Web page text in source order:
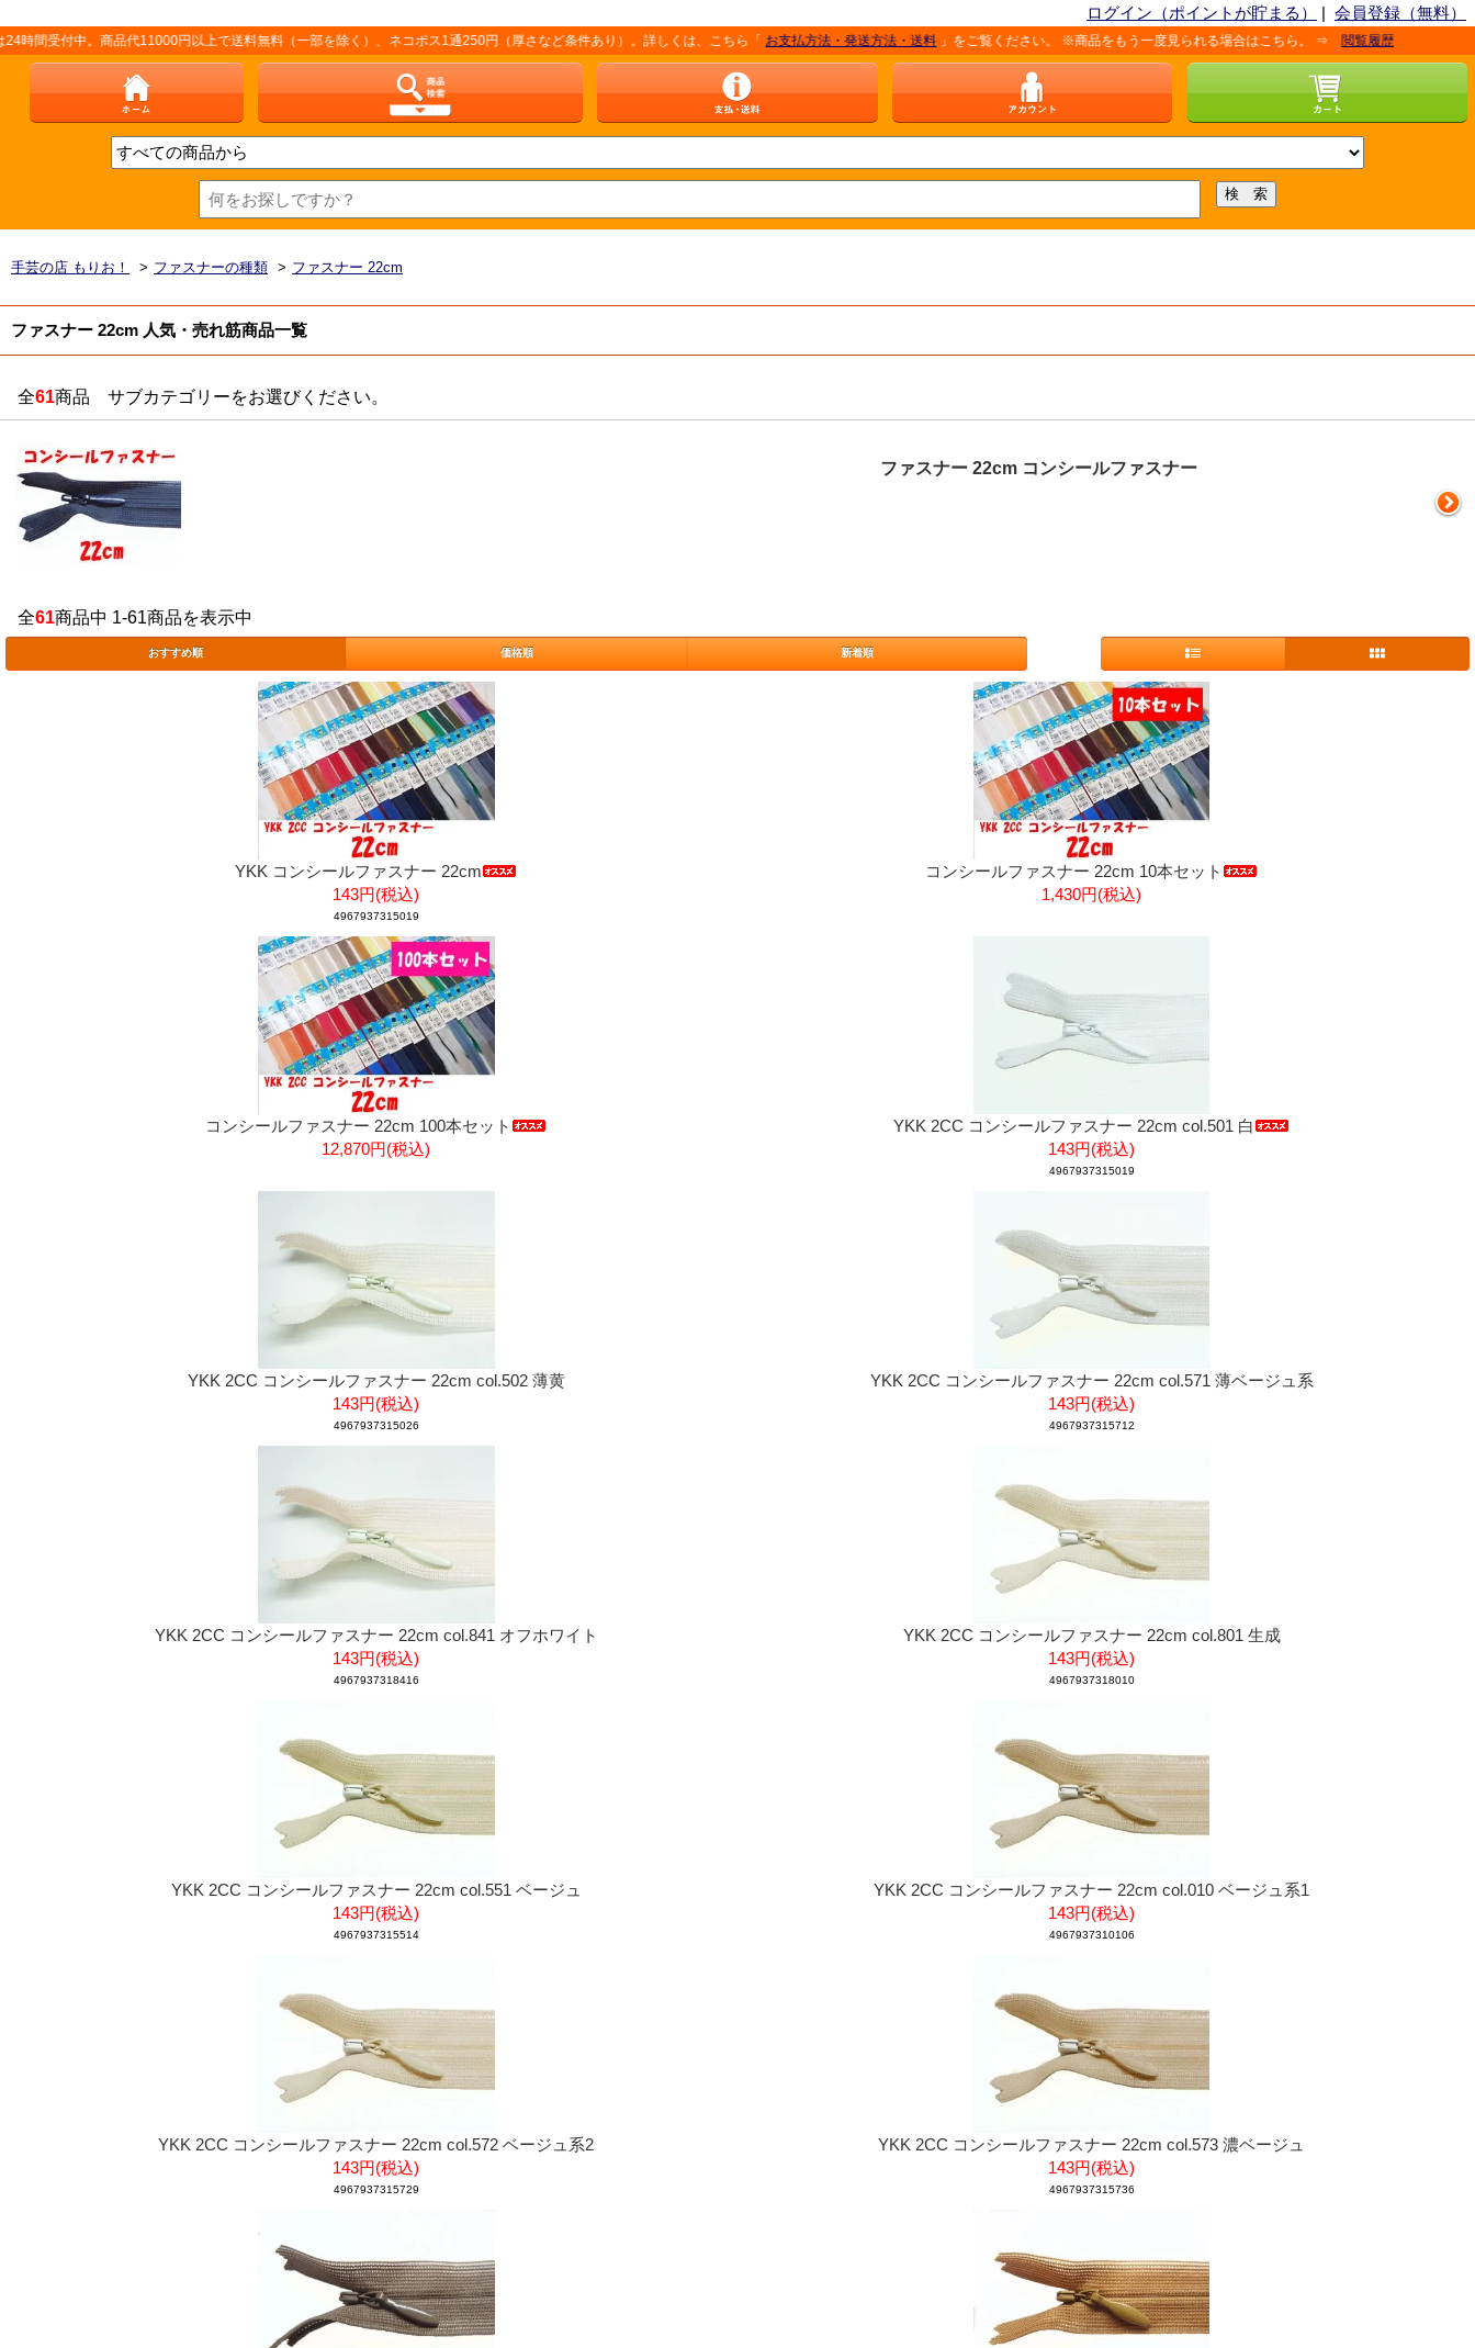
ログイン（ポイントが貯まる） | 会員登録（無料）
。商品代11000円以上で送料無料（一部を除く）、ネコポス1通250円（厚さなど条件あり）。詳しくは、こちら「 お支払方法・発送方法・送料」をご覧ください。 ※商品をもう一度見られる場合はこちら。 ⇒閲覧履歴
手芸の店 もりお！ > ファスナーの種類 > ファスナー 22cm
ファスナー 22cm 人気・売れ筋商品一覧
全61商品 サブカテゴリーをお選びください。
ファスナー 22cm コンシールファスナー
全61商品中 1-61商品を表示中
おすすめ順 価格順 新着順
YKK コンシールファスナー 22cm
143円(税込)
4967937315019
コンシールファスナー 22cm 10本セット
1,430円(税込)
コンシールファスナー 22cm 100本セット
12,870円(税込)
YKK 2CC コンシールファスナー 22cm col.501 白
143円(税込)
4967937315019
YKK 2CC コンシールファスナー 22cm col.502 薄黄
143円(税込)
4967937315026
YKK 2CC コンシールファスナー 22cm col.571 薄ベージュ系
143円(税込)
4967937315712
YKK 2CC コンシールファスナー 22cm col.841 オフホワイト
143円(税込)
4967937318416
YKK 2CC コンシールファスナー 22cm col.801 生成
143円(税込)
4967937318010
YKK 2CC コンシールファスナー 22cm col.551 ベージュ
143円(税込)
4967937315514
YKK 2CC コンシールファスナー 22cm col.010 ベージュ系1
143円(税込)
4967937310106
YKK 2CC コンシールファスナー 22cm col.572 ベージュ系2
143円(税込)
4967937315729
YKK 2CC コンシールファスナー 22cm col.573 濃ベージュ
143円(税込)
4967937315736